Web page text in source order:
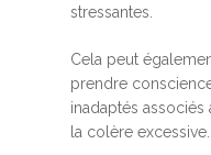
stressantes.
Cela peut
prendre
inadaptés associés
la colère excessive.